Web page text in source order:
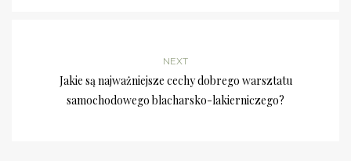
NEXT
Jakie są najważniejsze cechy dobrego warsztatu
samochodowego blacharsko-lakierniczego?